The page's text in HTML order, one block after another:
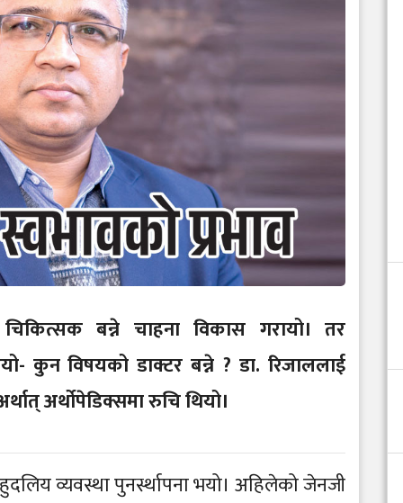
बन्ने चाहना विकास गरायो। तर
कुन विषयको डाक्टर बन्ने ? डा. रिजाललाई
अर्थोपेडिक्समा रुचि थियो।
व्यवस्था पुनर्स्थापना भयो। अहिलेको जेनजी